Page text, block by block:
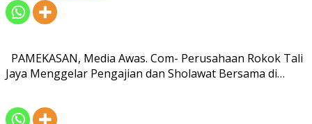
PAMEKASAN, Media Awas. Com- Perusahaan Rokok Tali
Jaya Menggelar Pengajian dan Sholawat Bersama di…